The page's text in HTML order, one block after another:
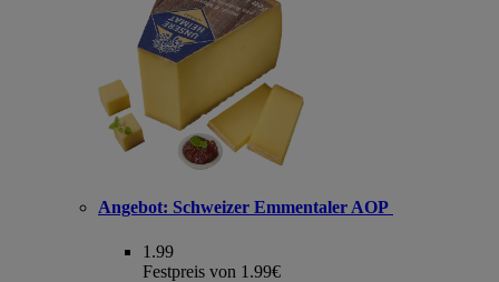
Angebot: Schweizer Emmentaler AOP
1.99
Festpreis von 1.99€